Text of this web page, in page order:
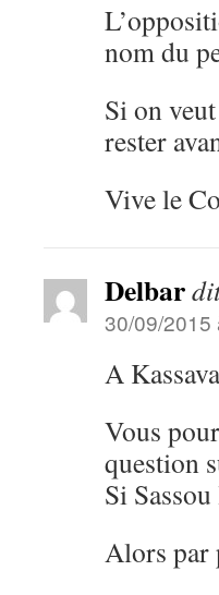
nom du
Si on
rester
Vive le
Delbar
30/09/2015
A Kassava
Vous
question
Si
Alors par